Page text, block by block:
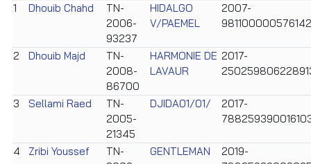
1
Dhouib Chahd
TN-
2006-
93237
HIDALGO
V/PAEMEL
2007-
981100000576142
2 Dhouib Majd
TN-
2008-
86700
HARMONIE DE
LAVAUR
2017-
3 Sellami Raed
TN-
2005-
21345
DJIDA01/01/
2017-
4 Zribi Youssef
TN-
GENTLEMAN
2019-